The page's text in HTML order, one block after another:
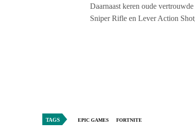
Daarnaast keren oude
Sniper Rifle en Lever Action
TAGS EPIC GAMES FORTNITE